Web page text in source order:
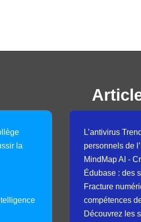
la
L’antivirus
personnels de
MindMap AI -
Édubase : des
Fracture
compétences
Découvrez les